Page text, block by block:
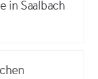
in Saalbach